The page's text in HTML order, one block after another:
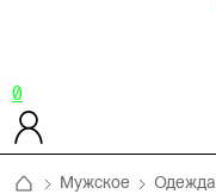
0
Мужское Одежда